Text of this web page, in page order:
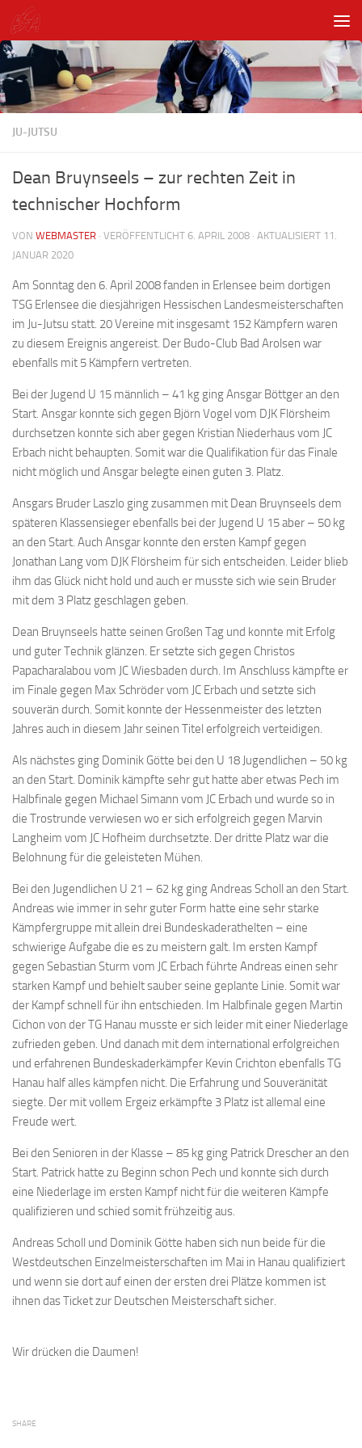
Unter dem Inhalt
JU-JUTSU
Dean Bruynseels – zur rechten Zeit in
technischer Hochform
VON WEBMASTER · VERÖFFENTLICHT 6. APRIL 2008 · AKTUALISIERT 11.
JANUAR 2020
Am Sonntag den 6. April 2008 fanden in Erlensee beim dortigen
TSG Erlensee die diesjährigen Hessischen Landesmeisterschaften
im Ju-Jutsu statt. 20 Vereine mit insgesamt 152 Kämpfern waren
zu diesem Ereignis angereist. Der Budo-Club Bad Arolsen war
ebenfalls mit 5 Kämpfern vertreten.
Bei der Jugend U 15 männlich – 41 kg ging Ansgar Böttger an den
Start. Ansgar konnte sich gegen Björn Vogel vom DJK Flörsheim
durchsetzen konnte sich aber gegen Kristian Niederhaus vom JC
Erbach nicht behaupten. Somit war die Qualifikation für das Finale
nicht möglich und Ansgar belegte einen guten 3. Platz.
Ansgars Bruder Laszlo ging zusammen mit Dean Bruynseels dem
späteren Klassensieger ebenfalls bei der Jugend U 15 aber – 50 kg
an den Start. Auch Ansgar konnte den ersten Kampf gegen
Jonathan Lang vom DJK Flörsheim für sich entscheiden. Leider blieb
ihm das Glück nicht hold und auch er musste sich wie sein Bruder
mit dem 3 Platz geschlagen geben.
Dean Bruynseels hatte seinen Großen Tag und konnte mit Erfolg
und guter Technik glänzen. Er setzte sich gegen Christos
Papacharalabou vom JC Wiesbaden durch. Im Anschluss kämpfte er
im Finale gegen Max Schröder vom JC Erbach und setzte sich
souverän durch. Somit konnte der Hessenmeister des letzten
Jahres auch in diesem Jahr seinen Titel erfolgreich verteidigen.
Als nächstes ging Dominik Götte bei den U 18 Jugendlichen – 50 kg
an den Start. Dominik kämpfte sehr gut hatte aber etwas Pech im
Halbfinale gegen Michael Simann vom JC Erbach und wurde so in
die Trostrunde verwiesen wo er sich erfolgreich gegen Marvin
Langheim vom JC Hofheim durchsetzte. Der dritte Platz war die
Belohnung für die geleisteten Mühen.
Bei den Jugendlichen U 21 – 62 kg ging Andreas Scholl an den Start.
Andreas wie immer in sehr guter Form hatte eine sehr starke
Kämpfergruppe mit allein drei Bundeskaderathelten – eine
schwierige Aufgabe die es zu meistern galt. Im ersten Kampf
gegen Sebastian Sturm vom JC Erbach führte Andreas einen sehr
starken Kampf und behielt sauber seine geplante Linie. Somit war
der Kampf schnell für ihn entschieden. Im Halbfinale gegen Martin
Cichon von der TG Hanau musste er sich leider mit einer Niederlage
zufrieden geben. Und danach mit dem international erfolgreichen
und erfahrenen Bundeskaderkämpfer Kevin Crichton ebenfalls TG
Hanau half alles kämpfen nicht. Die Erfahrung und Souveränität
siegte. Der mit vollem Ergeiz erkämpfte 3 Platz ist allemal eine
Freude wert.
Bei den Senioren in der Klasse – 85 kg ging Patrick Drescher an den
Start. Patrick hatte zu Beginn schon Pech und konnte sich durch
eine Niederlage im ersten Kampf nicht für die weiteren Kämpfe
qualifizieren und schied somit frühzeitig aus.
Andreas Scholl und Dominik Götte haben sich nun beide für die
Westdeutschen Einzelmeisterschaften im Mai in Hanau qualifiziert
und wenn sie dort auf einen der ersten drei Plätze kommen ist
ihnen das Ticket zur Deutschen Meisterschaft sicher.
Wir drücken die Daumen!
SHARE